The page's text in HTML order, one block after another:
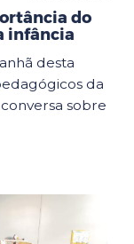
do
infância
desta
da
sobre